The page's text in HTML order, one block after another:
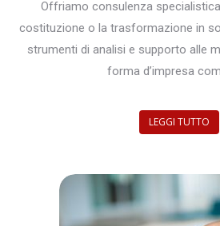
Offriamo consulenza
costituzione o la trasformazione in
strumenti di analisi e supporto alle
forma d’impresa
LEGGI TUTTO